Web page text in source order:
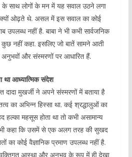
के साथ लोगों के मन में यह सवाल उठने लगा
ओढ़ते थे. असल में इस सवाल का कोई
उपलब्ध नहीं है. बाबा ने भी कभी सार्वजनिक
नहीं कहा. इसलिए जो बातें सामने आती
और संस्मरणों पर आधारित हैं.
था आध्यात्मिक संदेश
दादा मुखर्जी ने अपने संस्मरणों में बताया है
का अभिन्न हिस्सा था. कई श्रद्धालुओं का
हल्का महसूस होता था तो कभी असामान्य
कहा कि उसमें से एक अलग तरह की सुखद
का कोई वैज्ञानिक प्रमाण उपलब्ध नहीं है.
आस्था और अनुभव के रूप में ही देखा